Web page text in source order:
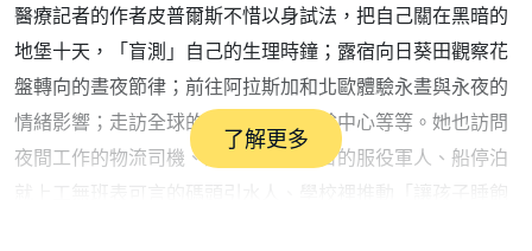
醫療記者的作者皮普爾斯不惜以身試法，把自己關在黑暗的
地堡十天，「盲測」自己的生理時鐘；露宿向日葵田觀察花
盤轉向的晝夜節律；前往阿拉斯加和北歐體驗永晝與永夜的
情緒影響；走訪全球的醫療現場和實驗中心等等。她也訪問
夜間工作的物流司機、潛艦裡不見天日的服役軍人、船停泊
就上工無班表可言的碼頭引水人、學校裡推動「讓孩子睡飽
了解更多